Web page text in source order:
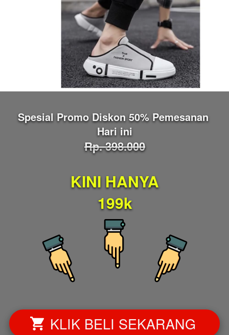
Spesial Promo Diskon 50% Pemesanan
Hari ini
Rp. 398.000
KINI HANYA
199k
` KLIK BELI SEKARANG